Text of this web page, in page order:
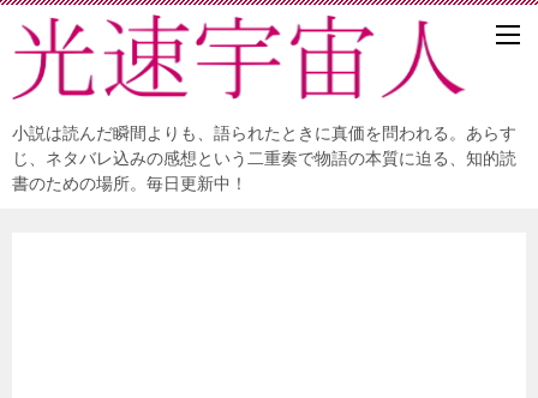
小説は読んだ瞬間よりも、語られたときに真価を問われる。あらす
じ、ネタバレ込みの感想という二重奏で物語の本質に迫る、知的読
書のための場所。毎日更新中！